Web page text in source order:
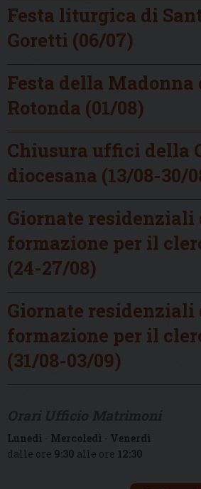
Festa liturgica di
Goretti (06/07)
Festa della Madonna
Rotonda (01/08)
Chiusura uffici della
diocesana (13/08-30/
Giornate residenziali
formazione per il
(24-27/08)
Giornate residenziali
formazione per il
(31/08-03/09)
Lunedì - Mercoledì - Venerdì
dalle ore 9:30 alle ore 12:30